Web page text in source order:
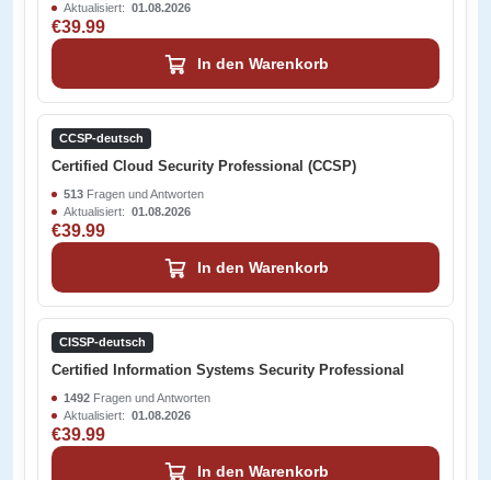
Aktualisiert: 01.08.2026
€39.99
In den Warenkorb
CCSP-deutsch
Certified Cloud Security Professional (CCSP)
513 Fragen und Antworten
Aktualisiert: 01.08.2026
€39.99
In den Warenkorb
CISSP-deutsch
Certified Information Systems Security Professional
1492 Fragen und Antworten
Aktualisiert: 01.08.2026
€39.99
In den Warenkorb